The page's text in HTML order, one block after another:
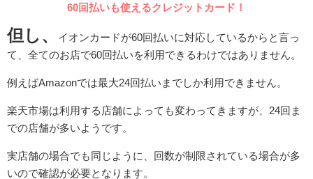
60回払いも使えるクレジットカード！
但し、
イオンカードが60回払いに対応しているからと言っ
て、全てのお店で60回払いを利用できるわけではありません。
例えばAmazonでは最大24回払いまでしか利用できません。
楽天市場は利用する店舗によっても変わってきますが、24回ま
での店舗が多いようです。
実店舗の場合でも同じように、回数が制限されている場合が多
いので確認が必要となります。